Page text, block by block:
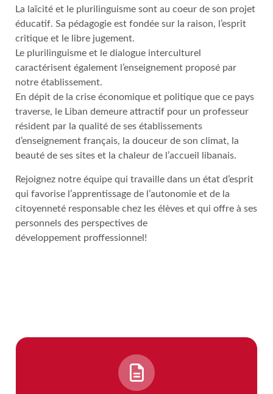
La laïcité et le plurilinguisme sont au coeur de son projet
éducatif. Sa pédagogie est fondée sur la raison, l’esprit
critique et le libre jugement.
Le plurilinguisme et le dialogue interculturel
caractérisent également l’enseignement proposé par
notre établissement.
En dépit de la crise économique et politique que ce pays
traverse, le Liban demeure attractif pour un professeur
résident par la qualité de ses établissements
d’enseignement français, la douceur de son climat, la
beauté de ses sites et la chaleur de l’accueil libanais.
Rejoignez notre équipe qui travaille dans un état d’esprit
qui favorise l’apprentissage de l’autonomie et de la
citoyenneté responsable chez les élèves et qui offre à ses
personnels des perspectives de
développement proffessionnel!